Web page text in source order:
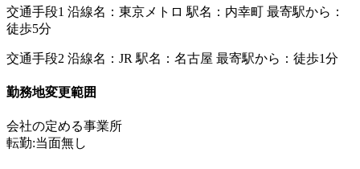
交通手段1 沿線名：東京メトロ 駅名：内幸町 最寄駅から：
徒歩5分
交通手段2 沿線名：JR 駅名：名古屋 最寄駅から：徒歩1分
勤務地変更範囲
会社の定める事業所
転勤:当面無し